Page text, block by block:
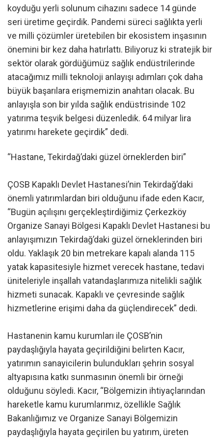
koyduğu yerli solunum cihazını sadece 14 günde
seri üretime geçirdik. Pandemi süreci sağlıkta yerli
ve milli çözümler üretebilen bir ekosistem inşasının
önemini bir kez daha hatırlattı. Biliyoruz ki stratejik bir
sektör olarak gördüğümüz sağlık endüstrilerinde
atacağımız milli teknoloji anlayışı adımları çok daha
büyük başarılara erişmemizin anahtarı olacak. Bu
anlayışla son bir yılda sağlık endüstrisinde 102
yatırıma teşvik belgesi düzenledik. 64 milyar lira
yatırımı harekete geçirdik” dedi.
“Hastane, Tekirdağ’daki güzel örneklerden biri”
ÇOSB Kapaklı Devlet Hastanesi’nin Tekirdağ’daki
önemli yatırımlardan biri olduğunu ifade eden Kacır,
“Bugün açılışını gerçekleştirdiğimiz Çerkezköy
Organize Sanayi Bölgesi Kapaklı Devlet Hastanesi bu
anlayışımızın Tekirdağ’daki güzel örneklerinden biri
oldu. Yaklaşık 20 bin metrekare kapalı alanda 115
yatak kapasitesiyle hizmet verecek hastane, tedavi
üniteleriyle inşallah vatandaşlarımıza nitelikli sağlık
hizmeti sunacak. Kapaklı ve çevresinde sağlık
hizmetlerine erişimi daha da güçlendirecek” dedi.
Hastanenin kamu kurumları ile ÇOSB’nin
paydaşlığıyla hayata geçirildiğini belirten Kacır,
yatırımın sanayicilerin bulundukları şehrin sosyal
altyapısına katkı sunmasının önemli bir örneği
olduğunu söyledi. Kacır, “Bölgemizin ihtiyaçlarından
hareketle kamu kurumlarımız, özellikle Sağlık
Bakanlığımız ve Organize Sanayi Bölgemizin
paydaşlığıyla hayata geçirilen bu yatırım, üreten